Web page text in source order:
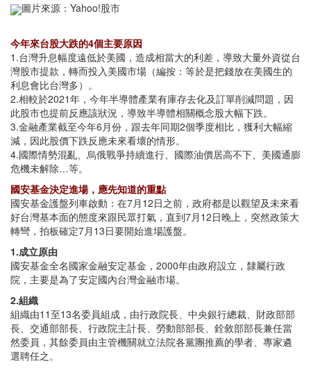
圖片來源：Yahoo!股市
今年來台股大跌的4個主要原因
1.台灣升息幅度遠低於美國，造成相當大的利差，導致大量外資從台
灣股市提款，轉而投入美國市場（編按：等於是把錢放在美國生的
利息會比台灣多）。
2.相較於2021年，今年半導體產業有庫存去化及訂單削減問題，因
此股市也提前反應該狀況，導致半導體相關概念股大幅下跌。
3.金融產業截至今年6月份，跟去年同期2個季度相比，獲利大幅縮
減，因此股價下跌反應未來看壞的情形。
4.國際情勢混亂、烏俄戰爭持續進行、國際油價居高不下、美國通膨
危機未解除…等。
國安基金決定進場，應先知道的重點
國安基金護盤列車啟動：在7月12日之前，政府都是以觀望及未來看
好台灣基本面的態度來跟民眾打氣，直到7月12日晚上，突然政策大
轉彎，拍板確定7月13日要開始進場護盤。
1.成立原由
國安基金全名國家金融安定基金，2000年由政府設立，隸屬行政
院，主要是為了安定國內台灣金融市場。
2.組織
組織由11至13名委員組成，由行政院長、中央銀行總裁、財政部部
長、交通部部長、行政院主計長、勞動部部長、銓敘部部長兼任當
然委員，其餘委員由主管機關就立法院各黨團推薦的學者、專家遴
選聘任之。